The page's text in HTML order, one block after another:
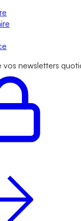
vos newsletters